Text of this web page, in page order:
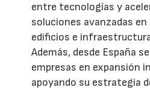
entre tecnologías y
soluciones avanzadas
edificios e
Además, desde España
empresas en expansión
apoyando su estrategia